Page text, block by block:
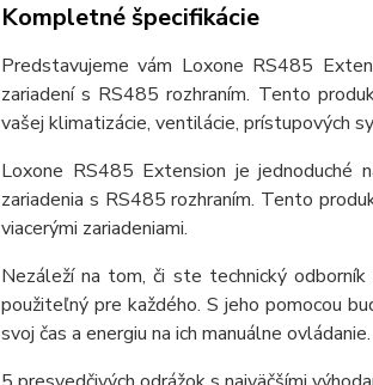
Kompletné špecifikácie
Predstavujeme vám Loxone RS485
zariadení s RS485 rozhraním. Tento
vašej klimatizácie, ventilácie, prístupových
Loxone RS485 Extension je jednoduché
zariadenia s RS485 rozhraním. Tento
viacerými zariadeniami.
Nezáleží na tom, či ste technický
použiteľný pre každého. S jeho pomocou
svoj čas a energiu na ich manuálne ovládanie.